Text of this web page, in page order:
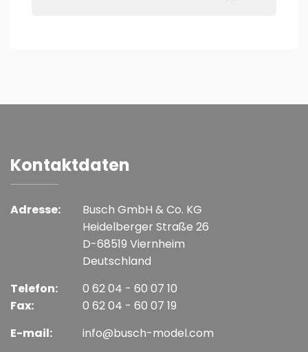
Kontaktdaten
Adresse:
Busch GmbH & Co. KG
Heidelberger Straße 26
D-68519 Viernheim
Deutschland
Telefon:
Fax:
0 62 04 - 60 07 10
0 62 04 - 60 07 19
E-mail:
info@busch-model.com